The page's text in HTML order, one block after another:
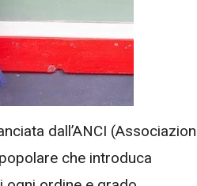
dall’ANCI
che introduca